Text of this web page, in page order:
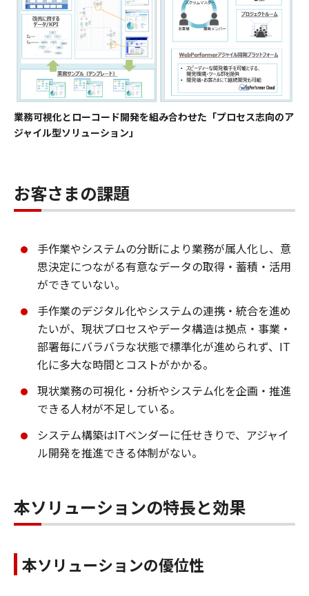
業務可視化とローコード開発を組み合わせた「プロセス志向のア
ジャイル型ソリューション」
お客さまの課題
手作業やシステムの分断により業務が属人化し、意
思決定につながる有意なデータの取得・蓄積・活用
ができていない。
手作業のデジタル化やシステムの連携・統合を進め
たいが、現状プロセスやデータ構造は拠点・事業・
部署毎にバラバラな状態で標準化が進められず、IT
化に多大な時間とコストがかかる。
現状業務の可視化・分析やシステム化を企画・推進
できる人材が不足している。
システム構築はITベンダーに任せきりで、アジャイ
ル開発を推進できる体制がない。
本ソリューションの特長と効果
本ソリューションの優位性